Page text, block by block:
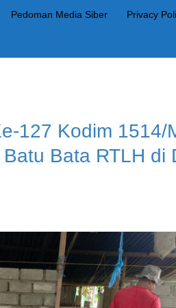
Pedoman Media Siber Privacy
127 Kodim 1514/
Bata RTLH di